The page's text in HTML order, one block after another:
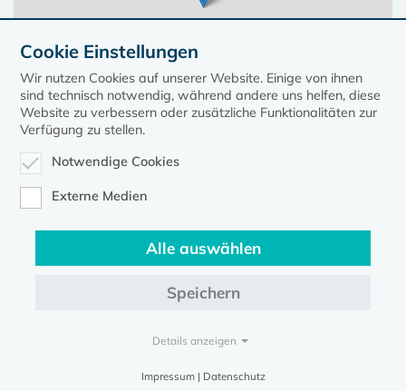
Diese Seite gehört zum Portalkirche-mv.de
Evangelische Kirche in Mecklenburg-Vorpommern © 2026
Cookie Einstellungen
Wir nutzen Cookies auf unserer Website. Einige von ihnen
sind technisch notwendig, während andere uns helfen, diese
Website zu verbessern oder zusätzliche Funktionalitäten zur
Verfügung zu stellen.
Notwendige Cookies
Externe Medien
Alle auswählen
Speichern
Details anzeigen
Impressum | Datenschutz